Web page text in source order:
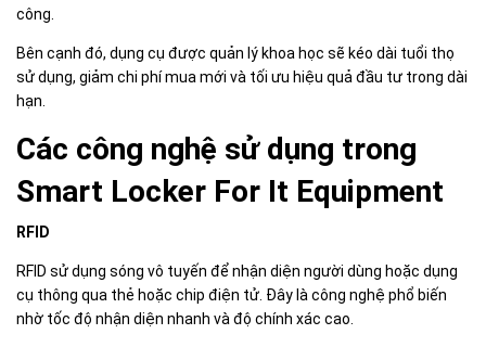
công.
Bên cạnh đó, dụng cụ được quản lý khoa học sẽ kéo dài tuổi thọ
sử dụng, giảm chi phí mua mới và tối ưu hiệu quả đầu tư trong dài
hạn.
Các công nghệ sử dụng trong
Smart Locker For It Equipment
RFID
RFID sử dụng sóng vô tuyến để nhận diện người dùng hoặc dụng
cụ thông qua thẻ hoặc chip điện tử. Đây là công nghệ phổ biến
nhờ tốc độ nhận diện nhanh và độ chính xác cao.